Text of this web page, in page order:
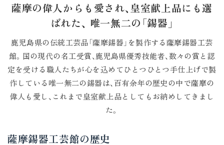
薩摩の偉人からも愛され、皇室献上品にも選
ばれた、 唯一無二の「錫器」
鹿児島県の伝統工芸品「薩摩錫器」を製作する薩摩錫器工芸
館。 国の現代の名工受賞、鹿児島県優秀技能者、数々の賞と認
定を受ける職人たちが心を込めてひとつひとつ手仕上げで製
作している唯一無二の錫器は、 百有余年の歴史の中で薩摩の
偉人も愛し、 これまで皇室献上品としてもお納めしてきまし
た。
薩摩錫器工芸館の歴史